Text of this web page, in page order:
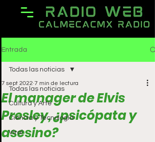
Entrada
Todas las noticias
Cultura y Arte
Ciencia y Tecnología
Viral
Todas las noticias
El manager de Elvis
Presley, ¿psicópata y
asesino?
7 sept 2022 7 min de lectura